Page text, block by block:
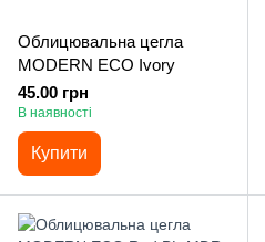
Облицювальна цегла
MODERN ECO Ivory
45.00 грн
В наявності
Купити